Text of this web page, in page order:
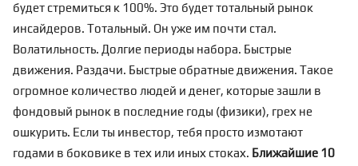
будет стремиться к 100%. Это будет тотальный рынок
инсайдеров. Тотальный. Он уже им почти стал.
Волатильность. Долгие периоды набора. Быстрые
движения. Раздачи. Быстрые обратные движения. Такое
огромное количество людей и денег, которые зашли в
фондовый рынок в последние годы (физики), грех не
ошкурить. Если ты инвестор, тебя просто измотают
годами в боковике в тех или иных стоках. Ближайшие 10